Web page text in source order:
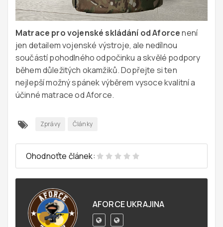
Matrace pro vojenské skládání od Aforcenení
jen detailem vojenské výstroje, ale nedílnou
součástí pohodlného odpočinku a skvělé podpory
během důležitých okamžiků. Dopřejte si ten
nejlepší možný spánek výběrem vysoce kvalitní a
účinné matrace od Aforce.
Zprávy Články
Ohodnoťte článek:
AFORCE UKRAJINA